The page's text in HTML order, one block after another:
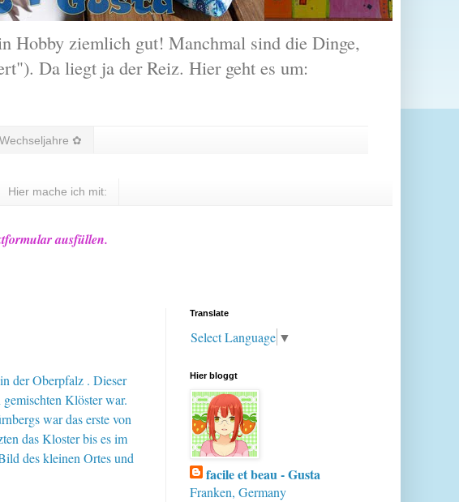
Hobby ziemlich gut! Manchmal sind die Dinge,
Da liegt ja der Reiz. Hier geht es um:
Wechseljahre ✿
Hier mache ich mit:
ausfüllen.
der Oberpfalz . Dieser
Klöster war.
war das erste von
das Kloster bis es im
des kleinen Ortes und
Translate
Select Language ▼
Hier bloggt
facile et beau - Gusta
Franken, Germany